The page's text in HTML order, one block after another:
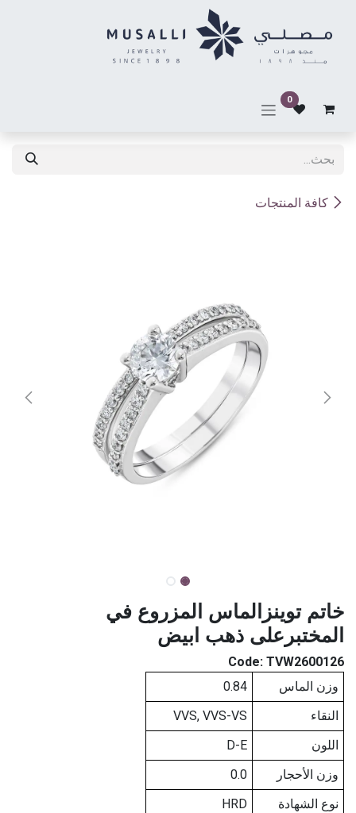
0
كافة المنتجات
خاتم توينزالماس المزروع في
المختبرعلى ذهب ابيض
Code: TVW2600126
وزن الماس
0.84
النقاء
VVS, VVS-VS
اللون
D-E
وزن الأحجار
0.0
نوع الشهادة
HRD